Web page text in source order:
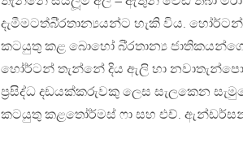
දැමීමටත්බි‍්‍රතාන්‍යයන්ට හැකි විය.
කටයුතු කළ බොහෝ බි‍්‍රතාන්‍ය
හෝර්ටන් තැන්නේ දිය ඇලි හා
ප‍්‍රසිද්ධ දඩයක්කරුවකු ලෙස සැලකෙන
කටයුතු කළතෝර්මස් ෆා සහ එච්.